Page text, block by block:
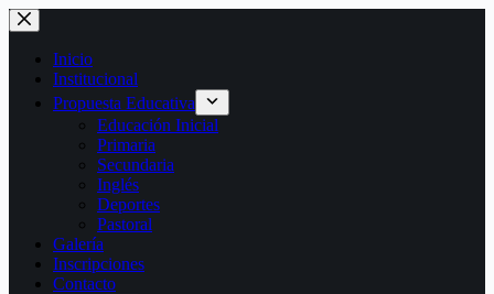
Saltar
al
contenido
Inicio
Institucional
Propuesta Educativa
Educación Inicial
Primaria
Secundaria
Inglés
Deportes
Pastoral
Galería
Inscripciones
Contacto